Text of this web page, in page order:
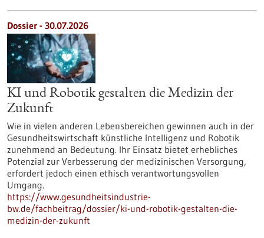
Dossier - 30.07.2026
KI und Robotik gestalten die Medizin der
Zukunft
Wie in vielen anderen Lebensbereichen gewinnen auch in der
Gesundheitswirtschaft künstliche Intelligenz und Robotik
zunehmend an Bedeutung. Ihr Einsatz bietet erhebliches
Potenzial zur Verbesserung der medizinischen Versorgung,
erfordert jedoch einen ethisch verantwortungsvollen
Umgang.
https://www.gesundheitsindustrie-
bw.de/fachbeitrag/dossier/ki-und-robotik-gestalten-die-
medizin-der-zukunft